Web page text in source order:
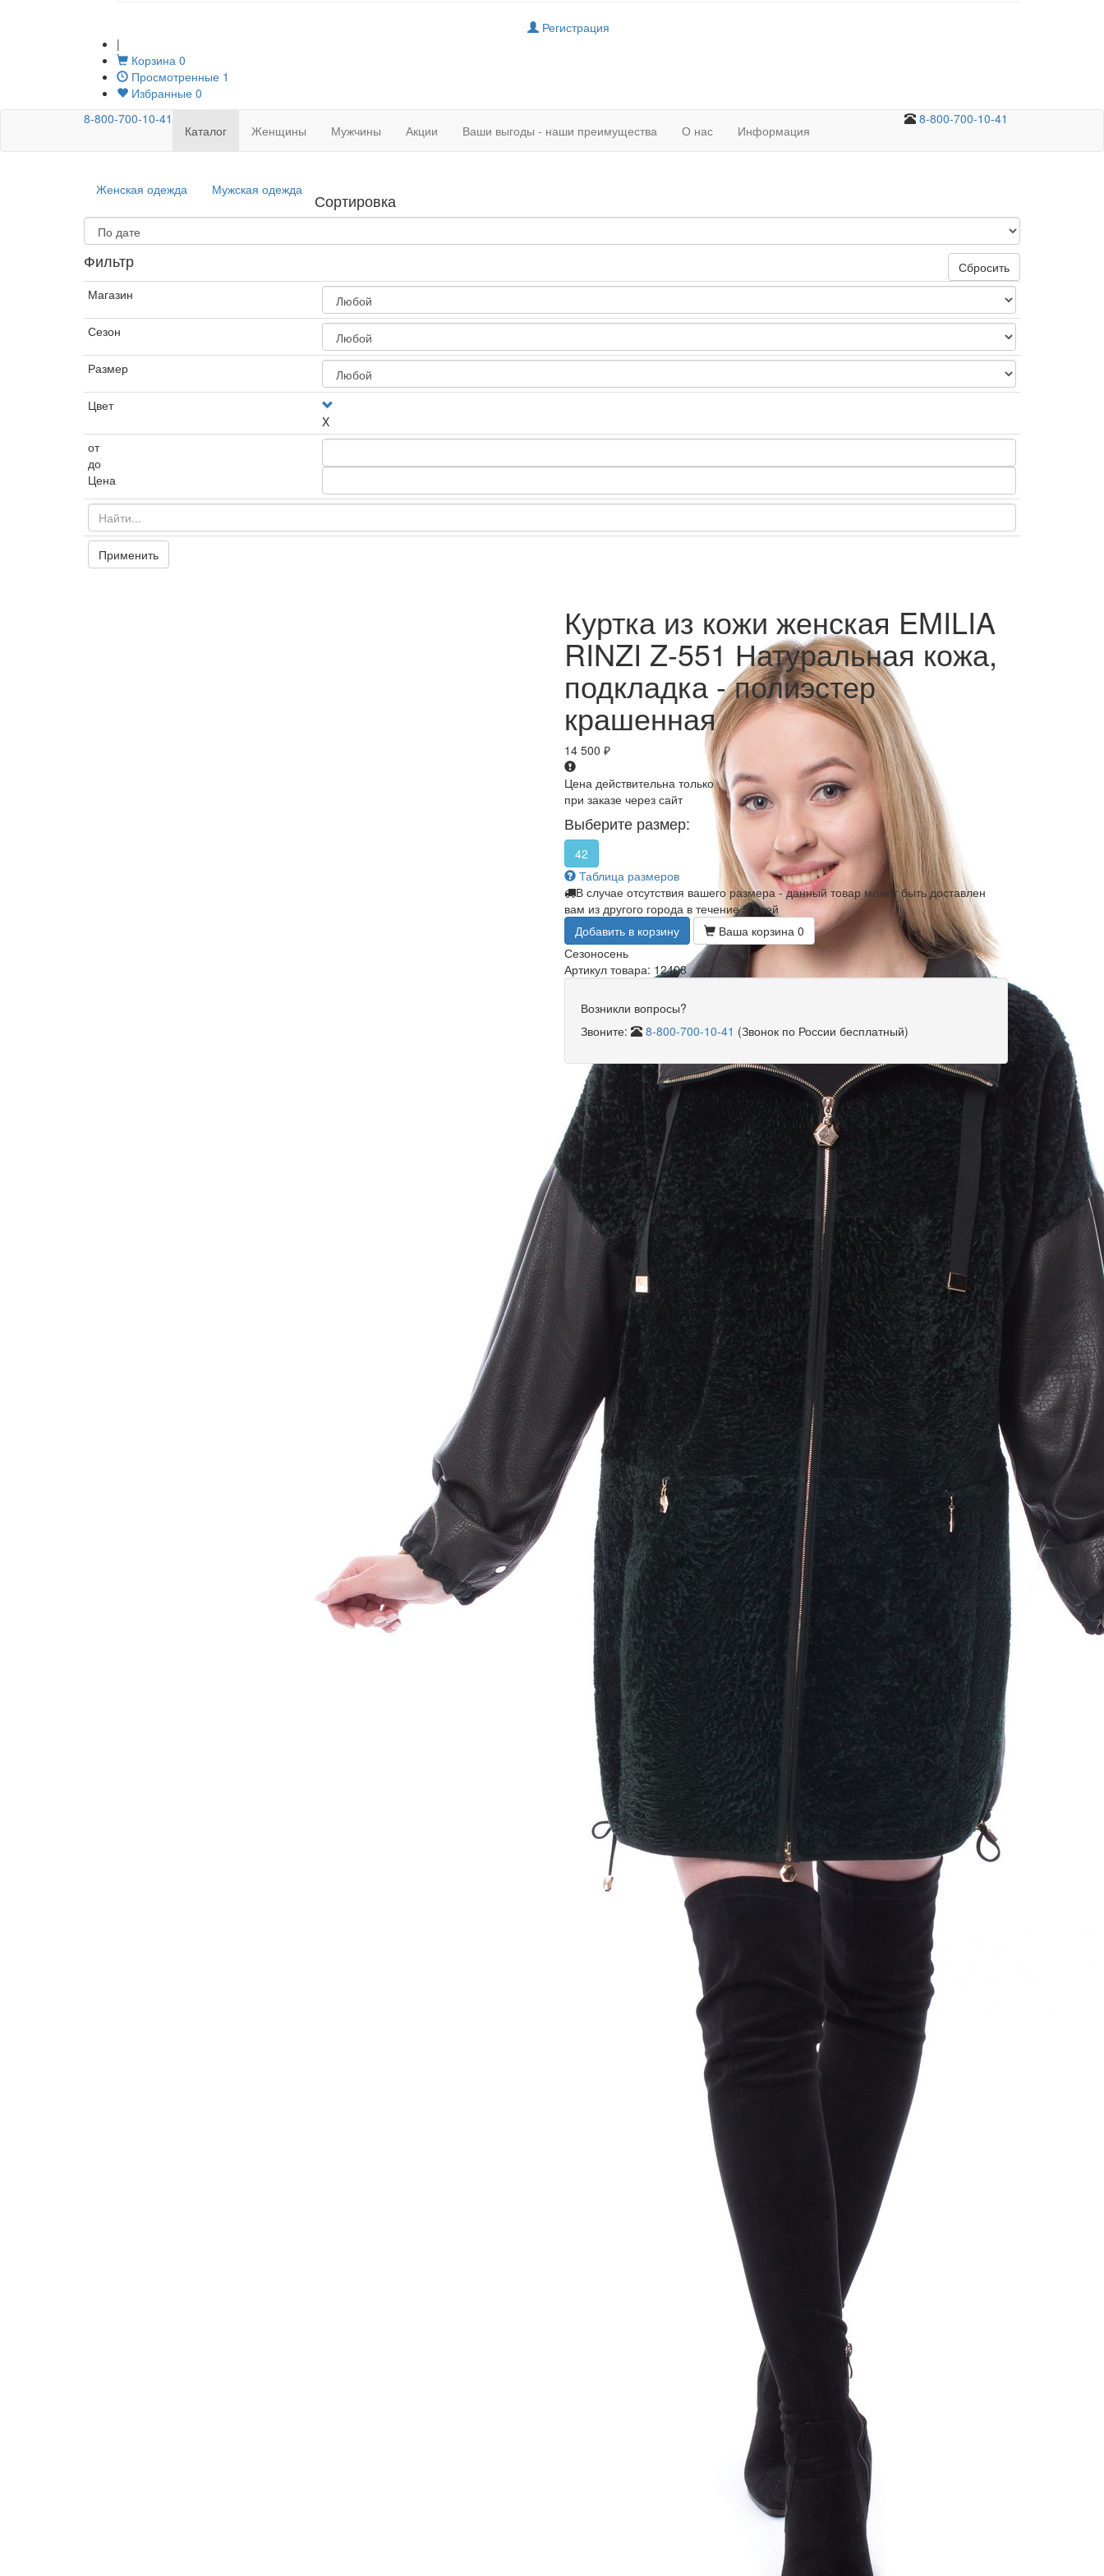
Регистрация
|
Корзина 0
Просмотренные 1
Избранные 0
8-800-700-10-41
Каталог Женщины Мужчины Акции Ваши выгоды - наши преимущества О нас Информация
8-800-700-10-41
Женская одежда Мужская одежда
Сортировка
Фильтр
Сбросить
Магазин
Сезон
Размер
Цвет
X
от
до
Цена
Применить
Куртка из кожи женская EMILIA
RINZI Z-551 Натуральная кожа,
подкладка - полиэстер
крашенная
14 500 ₽
Цена действительна только
при заказе через сайт
Выберите размер:
42
Таблица размеров
В случае отсутствия вашего размера - данный товар может быть доставлен
вам из другого города в течение 5 дней
Добавить в корзину
Ваша корзина 0
Сезоносень
Артикул товара: 12408
Возникли вопросы?
Звоните:
8-800-700-10-41 (Звонок по России бесплатный)